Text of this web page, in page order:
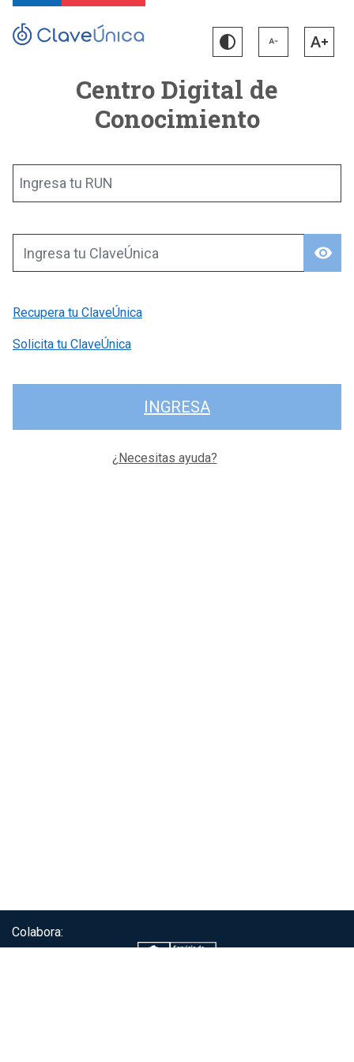
Centro Digital de
Conocimiento
Ingresa tu RUN
visibility
Ingresa tu ClaveÚnica
Recupera tu ClaveÚnica
Solicita tu ClaveÚnica
INGRESA
¿Necesitas ayuda?
Colabora: